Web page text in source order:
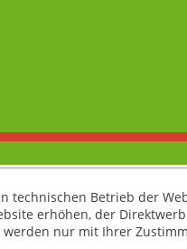
technischen Betrieb der
erhöhen, der
nur mit Ihrer